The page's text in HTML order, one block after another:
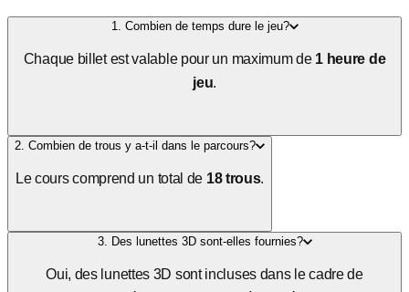
1. Combien de temps dure le jeu?
Chaque billet est valable pour un maximum de 1 heure de
jeu.
2. Combien de trous y a-t-il dans le parcours?
Le cours comprend un total de 18 trous.
3. Des lunettes 3D sont-elles fournies?
Oui, des lunettes 3D sont incluses dans le cadre de